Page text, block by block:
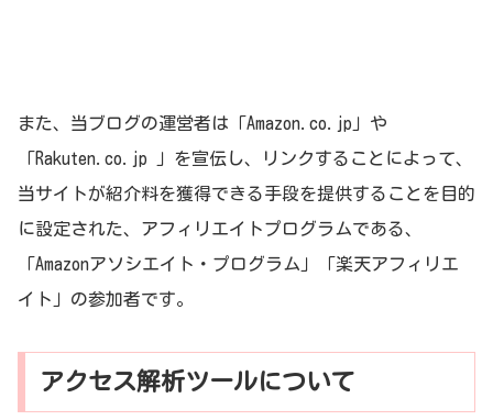
また、当ブログの運営者は「Amazon.co.jp」や
「Rakuten.co.jp 」を宣伝し、リンクすることによって、
当サイトが紹介料を獲得できる手段を提供することを目的
に設定された、アフィリエイトプログラムである、
「Amazonアソシエイト・プログラム」「楽天アフィリエ
イト」の参加者です。
アクセス解析ツールについて